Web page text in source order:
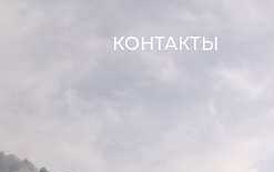
КОНТАКТЫ